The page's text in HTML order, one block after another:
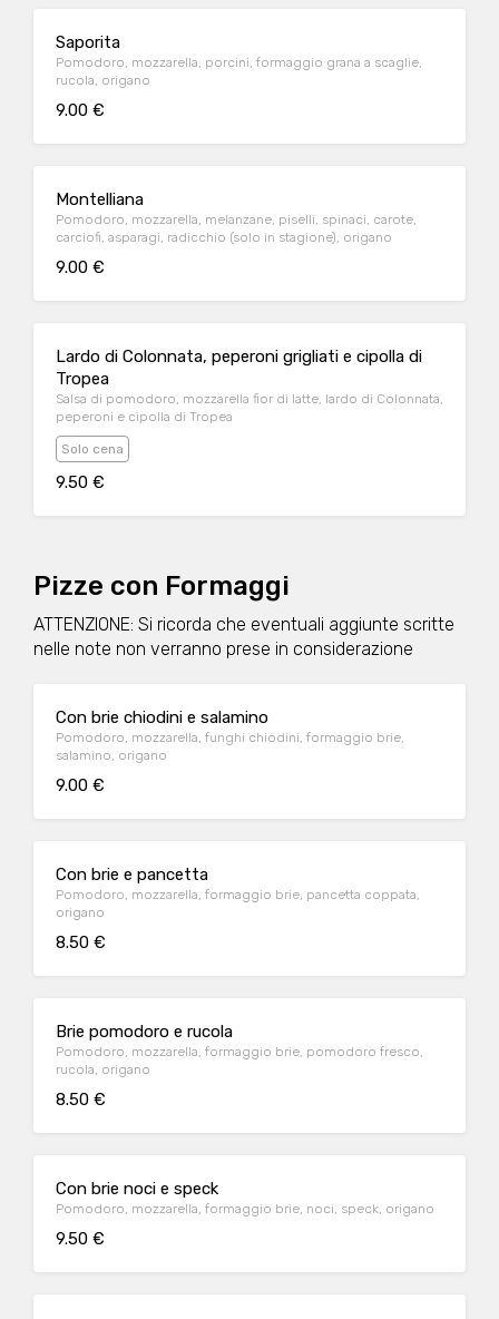
Saporita
Pomodoro, mozzarella, porcini, formaggio grana a scaglie,
rucola, origano
9.00 €
Montelliana
Pomodoro, mozzarella, melanzane, piselli, spinaci, carote,
carciofi, asparagi, radicchio (solo in stagione), origano
9.00 €
Lardo di Colonnata, peperoni grigliati e cipolla di
Tropea
Salsa di pomodoro, mozzarella fior di latte, lardo di Colonnata,
peperoni e cipolla di Tropea
Solo cena
9.50 €
Pizze con Formaggi
ATTENZIONE: Si ricorda che eventuali aggiunte scritte
nelle note non verranno prese in considerazione
Con brie chiodini e salamino
Pomodoro, mozzarella, funghi chiodini, formaggio brie,
salamino, origano
9.00 €
Con brie e pancetta
Pomodoro, mozzarella, formaggio brie, pancetta coppata,
origano
8.50 €
Brie pomodoro e rucola
Pomodoro, mozzarella, formaggio brie, pomodoro fresco,
rucola, origano
8.50 €
Con brie noci e speck
Pomodoro, mozzarella, formaggio brie, noci, speck, origano
9.50 €